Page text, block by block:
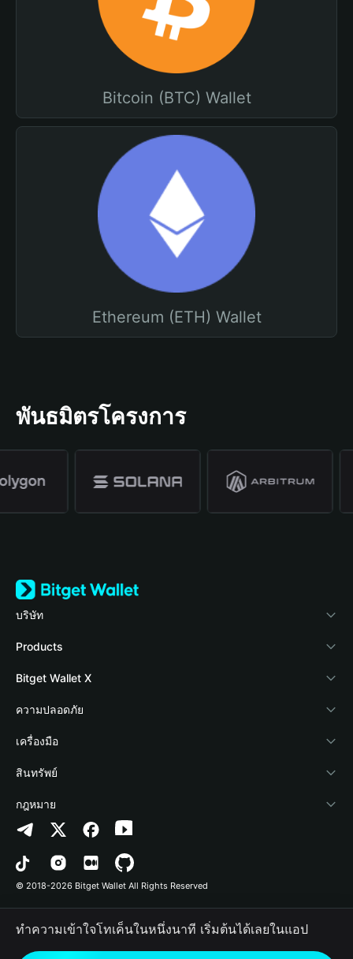
Bitcoin (BTC) Wallet
Ethereum (ETH) Wallet
พันธมิตรโครงการ
บริษัท
เกี่ยวกับ Bitget Wallet
Blog
Academy
ข่าวสารด้านคริปโต
ศูนย์ช่วยเหลือ
ติดต่อเรา
ทรัพยากรข้อมูลของแบรนด์
อาชีพ
Products
Crypto Card
Stablecoin Earn
Payfi Crypto
Crypto Swap API
Altcoin Season Index
Prediction Markets
DApp
RWA
Bitget Wallet X
นักพัฒนา
เชื่อมต่อ Wallet
Bitget Wallet Pay
ลิสต์โปรเจกต์
ความปลอดภัย
Protection Fund
เทคโนโลยีความปลอดภัย
เครื่องมือ
ซื้อคริปโต
การตรวจจับการอนุญาต
การตรวจจับสัญญา
การโอนเป็นชุด
สินทรัพย์
Arbitrum
Avalanche
Bitcoin
Polygon
กฎหมาย
นโยบายความเป็นส่วนตัว
ข้อตกลงในการใช้บริการ
© 2018-2026 Bitget Wallet All Rights Reserved
ทำความเข้าใจโทเค็นในหนึ่งนาที เริ่มต้นได้เลยในแอป